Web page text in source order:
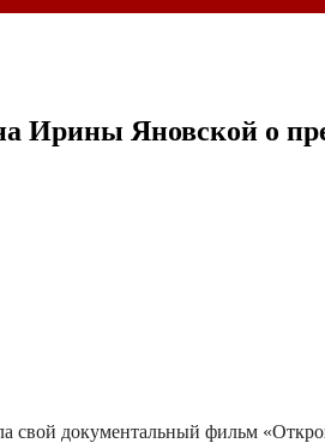
Ирины Яновской о
документальный фильм